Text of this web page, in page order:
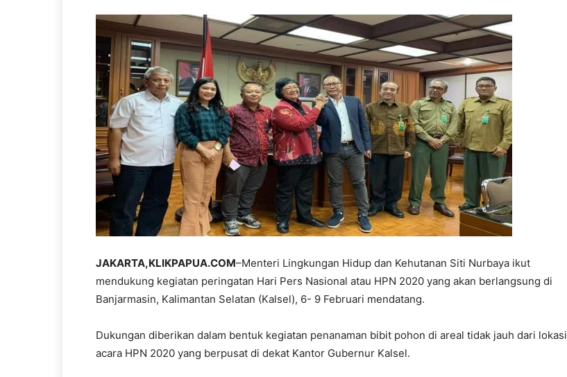
JAKARTA,KLIKPAPUA.COM–Menteri Lingkungan Hidup dan Kehutanan Siti Nurbaya ikut
mendukung kegiatan peringatan Hari Pers Nasional atau HPN 2020 yang akan berlangsung di
Banjarmasin, Kalimantan Selatan (Kalsel), 6- 9 Februari mendatang.
Dukungan diberikan dalam bentuk kegiatan penanaman bibit pohon di areal tidak jauh dari lokasi
acara HPN 2020 yang berpusat di dekat Kantor Gubernur Kalsel.